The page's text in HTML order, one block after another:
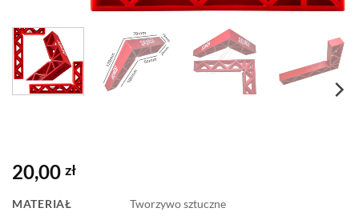
20,00 zł
MATERIAŁ
Tworzywo sztuczne